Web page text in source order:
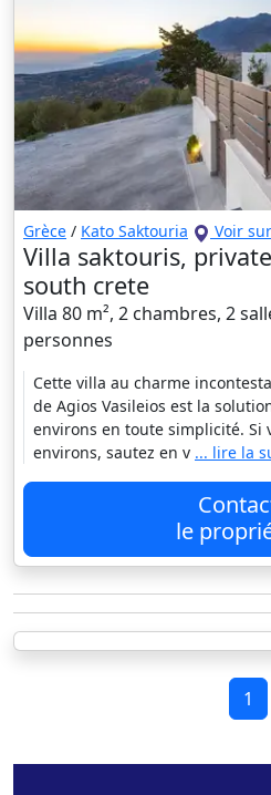
Grèce / Kato Saktouria Voir
Villa saktouris,
south crete
Villa 80 m², 2 chambres, 2
personnes
Cette villa au charme
de Agios Vasileios est la
environs en toute simplicité. Si
environs, sautez en v ... lire la
le
1